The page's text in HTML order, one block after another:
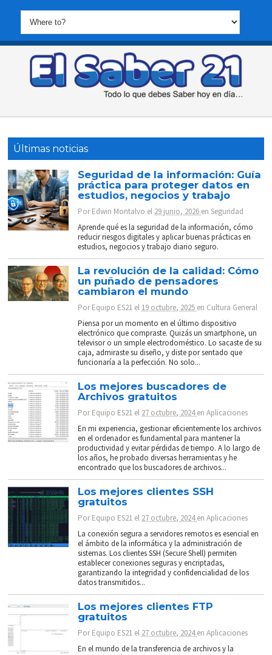
Últimas noticias
Seguridad de la información: Guía
práctica para proteger datos en
estudios, negocios y trabajo
PorEdwin Montalvo el 29 junio, 2026 enSeguridad
Aprende qué es la seguridad de la información, cómo
reducir riesgos digitales y aplicar buenas prácticas en
estudios, negocios y trabajo diario seguro.
La revolución de la calidad: Cómo
un puñado de pensadores
cambiaron el mundo
PorEquipo ES21 el 19 octubre, 2025 en Cultura General
Piensa por un momento en el último dispositivo
electrónico que compraste. Quizás un smartphone, un
televisor o un simple electrodoméstico. Lo sacaste de su
caja, admiraste su diseño, y diste por sentado que
funcionaría a la perfección. No solo...
Los mejores buscadores de
Archivos gratuitos
PorEquipo ES21 el 27 octubre, 2024enAplicaciones
En mi experiencia, gestionar eficientemente los archivos
en el ordenador es fundamental para mantener la
productividad y evitar pérdidas de tiempo. A lo largo de
los años, he probado diversas herramientas y he
encontrado que los buscadores de archivos...
Los mejores clientes SSH
gratuitos
PorEquipo ES21 el 27 octubre, 2024enAplicaciones
La conexión segura a servidores remotos es esencial en
el ámbito de la informática y la administración de
sistemas. Los clientes SSH (Secure Shell) permiten
establecer conexiones seguras y encriptadas,
garantizando la integridad y confidencialidad de los
datos transmitidos...
Los mejores clientes FTP
gratuitos
PorEquipo ES21 el 27 octubre, 2024enAplicaciones
En el mundo de la transferencia de archivos y la